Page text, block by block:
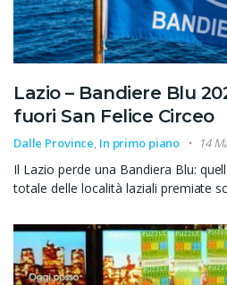
Lazio – Bandiere Blu
fuori San Felice Circeo
Dalle Province, In primo piano 14
Il Lazio perde una Bandiera Blu:
totale delle località laziali premiate